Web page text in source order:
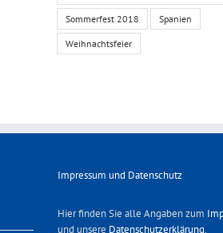
Sommerfest 2018 Spanien
Weihnachtsfeier
Impressum und Datenschutz
Hier finden Sie alle Angaben zum
und unsere Datenschutzerklärung.